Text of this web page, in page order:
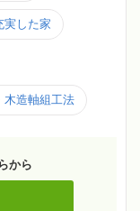
実した家
木造軸組工法
から